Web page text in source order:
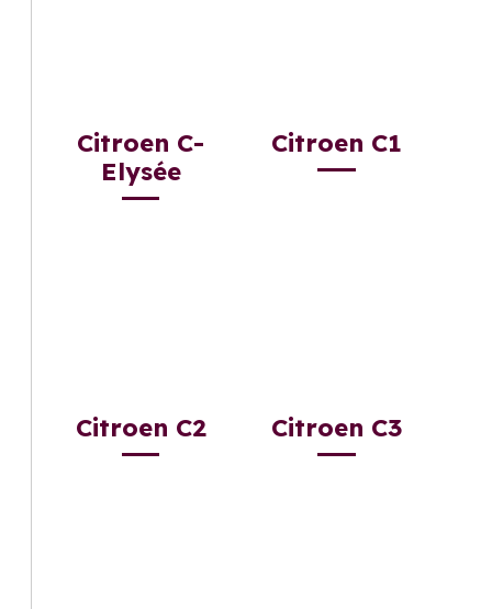
Citroen C-
Elysée
Citroen C1
Citroen C2 Citroen C3